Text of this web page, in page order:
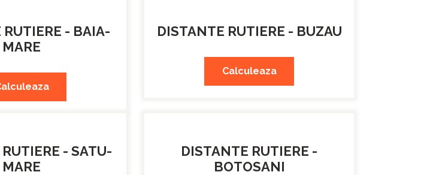
RUTIERE - BAIA-
MARE
DISTANTE RUTIERE - BUZAU
Calculeaza
- SATU-
MARE
DISTANTE RUTIERE -
BOTOSANI